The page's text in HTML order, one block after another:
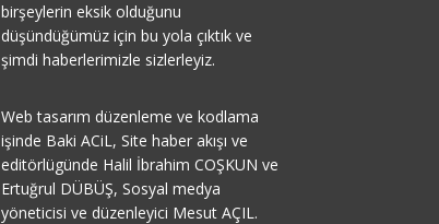
birşeylerin eksik olduğunu
düşündüğümüz için bu yola çıktık ve
şimdi haberlerimizle sizlerleyiz.
Web tasarım düzenleme ve kodlama
işinde Baki ACiL, Site haber akışı ve
editörlügünde Halil İbrahim COŞKUN ve
Ertuğrul DÜBÜŞ, Sosyal medya
yöneticisi ve düzenleyici Mesut AÇIL.